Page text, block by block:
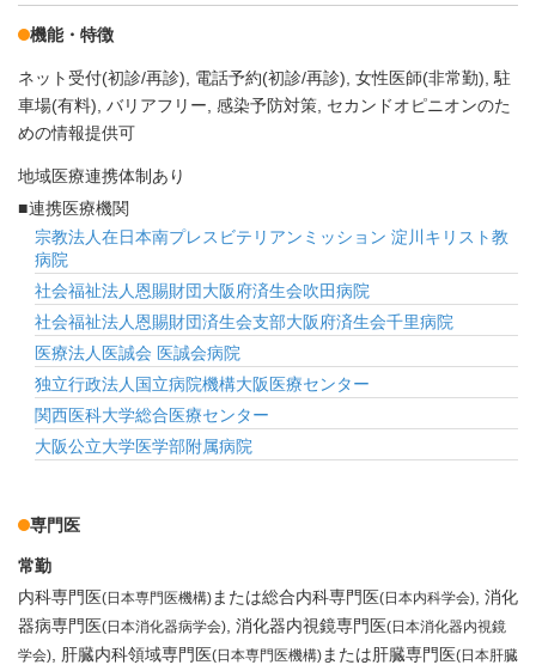
機能・特徴
ネット受付(初診/再診) 電話予約(初診/再診) 女性医師(非常勤) 駐
車場(有料) バリアフリー 感染予防対策 セカンドオピニオンのた
めの情報提供可
地域医療連携体制あり
連携医療機関
宗教法人在日本南プレスビテリアンミッション 淀川キリスト教
病院
社会福祉法人恩賜財団大阪府済生会吹田病院
社会福祉法人恩賜財団済生会支部大阪府済生会千里病院
医療法人医誠会 医誠会病院
独立行政法人国立病院機構大阪医療センター
関西医科大学総合医療センター
大阪公立大学医学部附属病院
専門医
常勤
内科専門医(日本専門医機構) または総合内科専門医(日本内科学会) 消化
器病専門医(日本消化器病学会) 消化器内視鏡専門医(日本消化器内視鏡
学会)
肝臓内科領域専門医(日本専門医機構) または肝臓専門医(日本肝臓